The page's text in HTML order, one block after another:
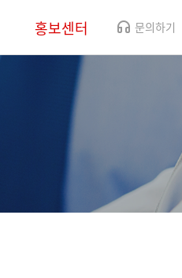
홍보센터
뉴스
오시는 길
문의하기